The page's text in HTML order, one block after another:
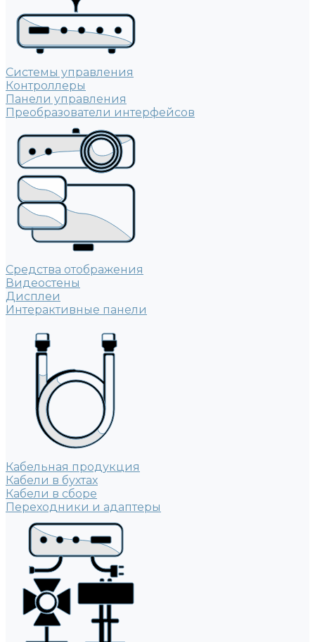
Системы управления
Контроллеры
Панели управления
Преобразователи интерфейсов
Средства отображения
Видеостены
Дисплеи
Интерактивные панели
Кабельная продукция
Кабели в бухтах
Кабели в сборе
Переходники и адаптеры